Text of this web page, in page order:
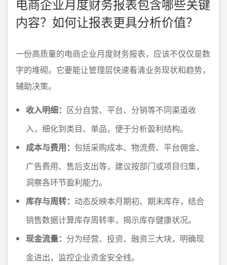
电商企业月度财务报表包含哪些关键
内容？如何让报表更具分析价值？
一份高质量的电商企业月度财务报表，应该不仅仅是数
字的堆砌。它要能让管理层快速看清业务现状和趋势，
辅助决策。
收入明细： 区分自营、平台、分销等不同渠道收
入，细化到类目、单品，便于分析盈利结构。
成本与费用： 包括采购成本、物流费、平台佣金、
广告费用、售后支出等，建议按部门或项目归集，
洞察各环节盈利能力。
库存与周转： 动态反映本月期初、期末库存，结合
销售数据计算库存周转率，揭示库存健康状况。
现金流量： 分为经营、投资、融资三大块，明确现
金进出，监控企业资金安全线。